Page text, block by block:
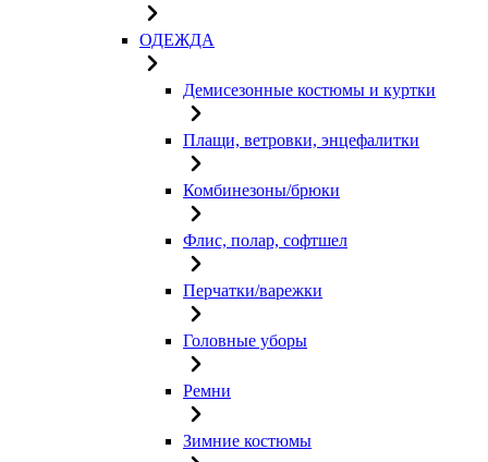
ОДЕЖДА
Демисезонные костюмы и куртки
Плащи, ветровки, энцефалитки
Комбинезоны/брюки
Флис, полар, софтшел
Перчатки/варежки
Головные уборы
Ремни
Зимние костюмы